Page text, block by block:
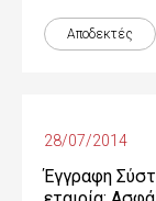
Αποδεκτές
28/07/2014
Έγγραφη